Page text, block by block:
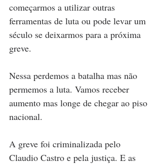
começarmos a utilizar outras
ferramentas de luta ou pode levar um
século se deixarmos para a próxima
greve.
Nessa perdemos a batalha mas não
permemos a luta. Vamos receber
aumento mas longe de chegar ao piso
nacional.
A greve foi criminalizada pelo
Claudio Castro e pela justiça. E as